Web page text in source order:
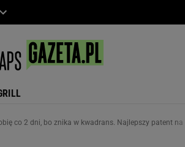
co 2 dni, bo znika w kwadrans. Najlepszy patent